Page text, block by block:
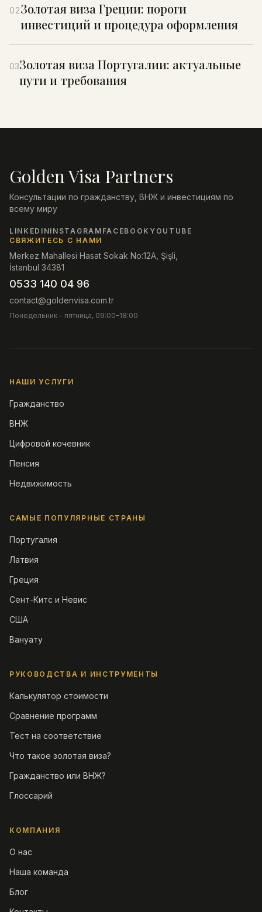
02Золотая виза Греции: пороги
инвестиций и процедура оформления
03Золотая виза Португалии: актуальные
пути и требования
Golden Visa Partners
Консультации по гражданству, ВНЖ и инвестициям по
всему миру
LINKEDININSTAGRAM FACEBOOK YOUTUBE
СВЯЖИТЕСЬ С НАМИ
Merkez Mahallesi Hasat Sokak No:12A, Şişli,
İstanbul 34381
0533 140 04 96
contact@goldenvisa.com.tr
Понедельник – пятница, 09:00–18:00
НАШИ УСЛУГИ
Гражданство
ВНЖ
Цифровой кочевник
Пенсия
Недвижимость
САМЫЕ ПОПУЛЯРНЫЕ СТРАНЫ
Португалия
Латвия
Греция
Сент-Китс и Невис
США
Вануату
РУКОВОДСТВА И ИНСТРУМЕНТЫ
Калькулятор стоимости
Сравнение программ
Тест на соответствие
Что такое золотая виза?
Гражданство или ВНЖ?
Глоссарий
КОМПАНИЯ
О нас
Наша команда
Блог